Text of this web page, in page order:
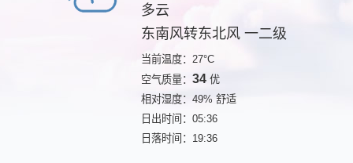
多云
东南风转东北风 一二级
当前温度：27°C
空气质量：34 优
相对湿度：49% 舒适
日出时间：05:36
日落时间：19:36